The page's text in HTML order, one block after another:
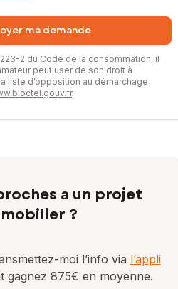
ma demande
2 du Code de la consommation, il
peut user de son droit à
liste d’opposition au démarchage
.
a un projet
?
moi l’info via l’appli
gagnez 875€ en moyenne.